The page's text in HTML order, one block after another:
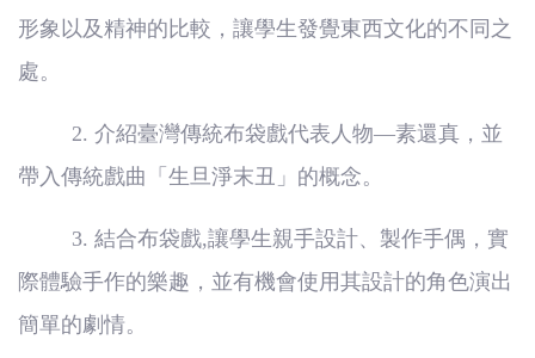
形象以及精神的比較，讓學生發覺東西文化的不同之
處。
2. 介紹臺灣傳統布袋戲代表人物—素還真，並
帶入傳統戲曲「生旦淨末丑」的概念。
3. 結合布袋戲,讓學生親手設計、製作手偶，實
際體驗手作的樂趣，並有機會使用其設計的角色演出
簡單的劇情。